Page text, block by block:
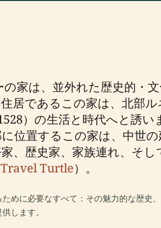
家は、並外れた歴史的・
居であるこの家は、北部
）の生活と時代へと誘
位置するこの家は、中世
、歴史家、家族連れ、そ
Turtle）。
めに必要なすべて：その魅力的な歴史
します。